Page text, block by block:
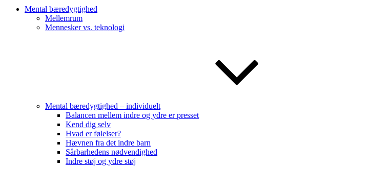
Mental bæredygtighed
Mellemrum
Mennesker vs. teknologi
Mental bæredygtighed – individuelt
Balancen mellem indre og ydre er presset
Kend dig selv
Hvad er følelser?
Hævnen fra det indre barn
Sårbarhedens nødvendighed
Indre støj og ydre støj